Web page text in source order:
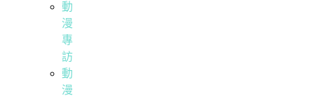
動
漫
專
訪
動
漫